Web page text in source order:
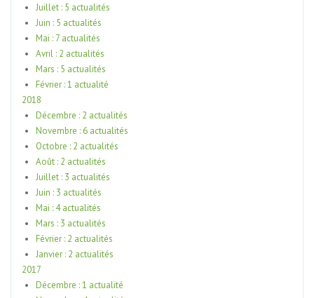
Juillet : 5 actualités
Juin : 5 actualités
Mai : 7 actualités
Avril : 2 actualités
Mars : 5 actualités
Février : 1 actualité
2018
Décembre : 2 actualités
Novembre : 6 actualités
Octobre : 2 actualités
Août : 2 actualités
Juillet : 3 actualités
Juin : 3 actualités
Mai : 4 actualités
Mars : 3 actualités
Février : 2 actualités
Janvier : 2 actualités
2017
Décembre : 1 actualité